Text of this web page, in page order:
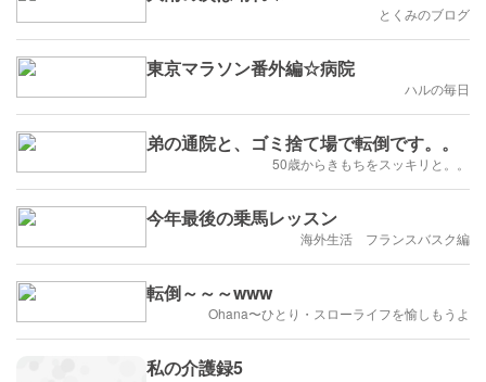
とくみのブログ
東京マラソン番外編☆病院
ハルの毎日
弟の通院と、ゴミ捨て場で転倒です。。
50歳からきもちをスッキリと。。
今年最後の乗馬レッスン
海外生活 フランスバスク編
転倒～～～www
Ohana〜ひとり・スローライフを愉しもうよ
私の介護録5